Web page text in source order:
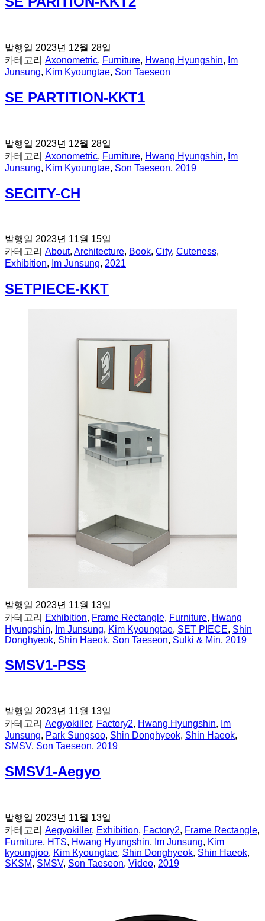
발행일 2023년 12월 28일
카테고리 Axonometric, Furniture, Hwang Hyungshin, Im
Junsung, Kim Kyoungtae, Son Taeseon
SE PARTITION-KKT1
발행일 2023년 12월 28일
카테고리 Axonometric, Furniture, Hwang Hyungshin, Im
Junsung, Kim Kyoungtae, Son Taeseon, 2019
SECITY-CH
발행일 2023년 11월 15일
카테고리 About, Architecture, Book, City, Cuteness,
Exhibition, Im Junsung, 2021
SETPIECE-KKT
발행일 2023년 11월 13일
카테고리
Exhibition, Frame Rectangle, Furniture, Hwang
Hyungshin, Im Junsung, Kim Kyoungtae, SET PIECE, Shin
Donghyeok, Shin Haeok, Son Taeseon, Sulki & Min, 2019
SMSV1-PSS
발행일 2023년 11월 13일
카테고리 Aegyokiller, Factory2, Hwang Hyungshin, Im
Junsung, Park Sungsoo, Shin Donghyeok, Shin Haeok,
SMSV, Son Taeseon, 2019
SMSV1-Aegyo
발행일 2023년 11월 13일
카테고리 Aegyokiller, Exhibition, Factory2, Frame Rectangle,
Furniture, HTS, Hwang Hyungshin, Im Junsung, Kim
kyoungjoo, Kim Kyoungtae, Shin Donghyeok, Shin Haeok,
SKSM, SMSV, Son Taeseon, Video, 2019